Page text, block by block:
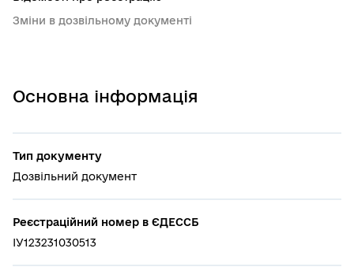
Основна інформація
Тип документу
Дозвільний документ
Реєстраційний номер в ЄДЕССБ
ІУ123231030513
Зміни в дозвільному документі